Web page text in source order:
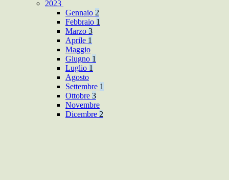
2023
Gennaio 2
Febbraio 1
Marzo 3
Aprile 1
Maggio
Giugno 1
Luglio 1
Agosto
Settembre 1
Ottobre 3
Novembre
Dicembre 2